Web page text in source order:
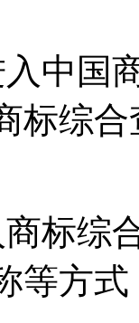
中国
标综
标综
等方